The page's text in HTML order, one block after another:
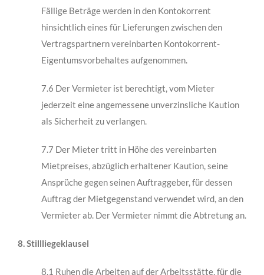
Fällige Beträge werden in den Kontokorrent
hinsichtlich eines für Lieferungen zwischen den
Vertragspartnern vereinbarten Kontokorrent-
Eigentumsvorbehaltes aufge­nommen.
7.6 Der Vermieter ist berechtigt, vom Mieter
jederzeit eine angemessene unverzinsliche Kaution
als Sicherheit zu verlangen.
7.7 Der Mieter tritt in Höhe des vereinbarten
Mietpreises, abzüglich erhaltener Kaution, seine
Ansprüche gegen seinen Auftraggeber, für dessen
Auftrag der Mietgegenstand verwendet wird, an den
Vermieter ab. Der Vermieter nimmt die Abtretung an.
8. Stillliegeklausel
8.1 Ruhen die Arbeiten auf der Arbeitsstätte, für die